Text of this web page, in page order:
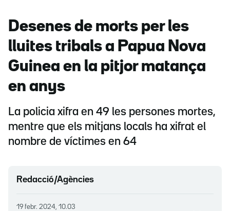
Desenes de morts per les
lluites tribals a Papua Nova
Guinea en la pitjor matança
en anys
La policia xifra en 49 les persones mortes,
mentre que els mitjans locals ha xifrat el
nombre de víctimes en 64
Redacció/Agències
19 febr. 2024, 10.03